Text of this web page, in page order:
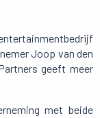
Joop van den
geeft meer
met beide